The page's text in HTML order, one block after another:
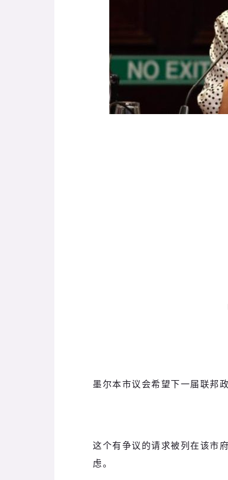
墨尔本市议会希望下一届联邦
这个有争议的请求被列在该市
虑。